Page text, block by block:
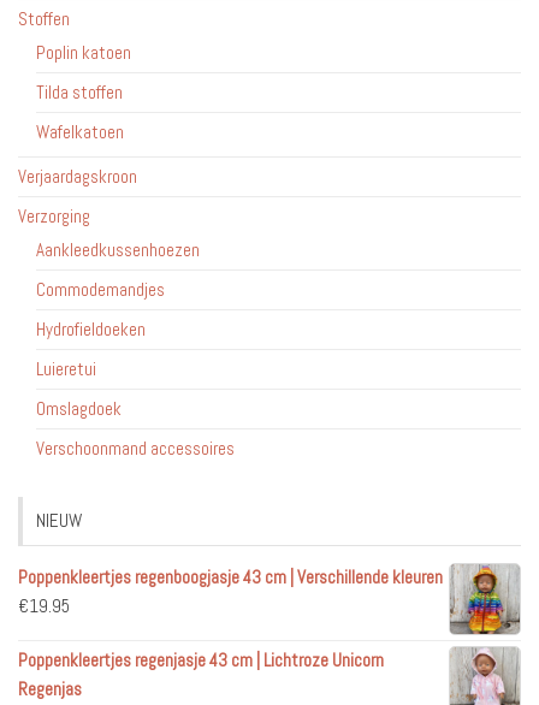
Stoffen
Poplin katoen
Tilda stoffen
Wafelkatoen
Verjaardagskroon
Verzorging
Aankleedkussenhoezen
Commodemandjes
Hydrofieldoeken
Luieretui
Omslagdoek
Verschoonmand accessoires
NIEUW
Poppenkleertjes regenboogjasje 43 cm | Verschillende kleuren
€19.95
Poppenkleertjes regenjasje 43 cm | Lichtroze Unicorn
Regenjas